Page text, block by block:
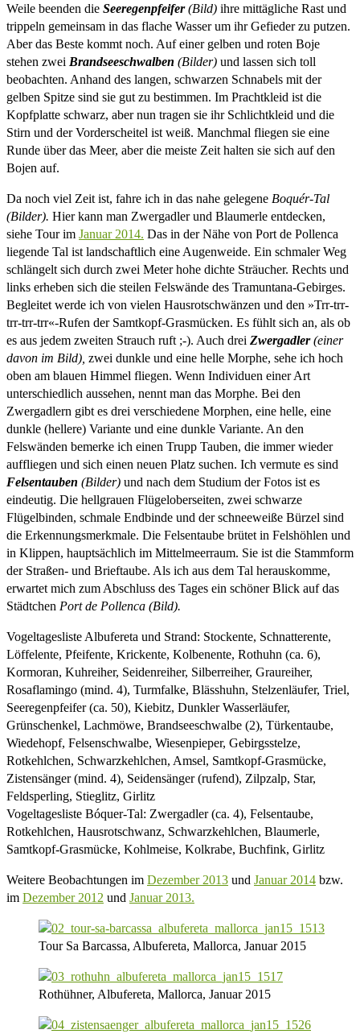
Weile beenden die Seeregenpfeifer(Bild) ihre mittägliche Rast und
trippeln gemeinsam in das flache Wasser um ihr Gefieder zu putzen.
Aber das Beste kommt noch. Auf einer gelben und roten Boje
stehen zwei Brandseeschwalben (Bilder) und lassen sich toll
beobachten. Anhand des langen, schwarzen Schnabels mit der
gelben Spitze sind sie gut zu bestimmen. Im Prachtkleid ist die
Kopfplatte schwarz, aber nun tragen sie ihr Schlichtkleid und die
Stirn und der Vorderscheitel ist weiß. Manchmal fliegen sie eine
Runde über das Meer, aber die meiste Zeit halten sie sich auf den
Bojen auf.
Da noch viel Zeit ist, fahre ich in das nahe gelegene Boquér-Tal
(Bilder). Hier kann man Zwergadler und Blaumerle entdecken,
siehe Tour im Januar 2014. Das in der Nähe von Port de Pollenca
liegende Tal ist landschaftlich eine Augenweide. Ein schmaler Weg
schlängelt sich durch zwei Meter hohe dichte Sträucher. Rechts und
links erheben sich die steilen Felswände des Tramuntana-Gebirges.
Begleitet werde ich von vielen Hausrotschwänzen und den »Trr-trr-
trr-trr-trr«-Rufen der Samtkopf-Grasmücken. Es fühlt sich an, als ob
es aus jedem zweiten Strauch ruft ;-). Auch drei Zwergadler(einer
davon im Bild), zwei dunkle und eine helle Morphe, sehe ich hoch
oben am blauen Himmel fliegen. Wenn Individuen einer Art
unterschiedlich aussehen, nennt man das Morphe. Bei den
Zwergadlern gibt es drei verschiedene Morphen, eine helle, eine
dunkle (hellere) Variante und eine dunkle Variante. An den
Felswänden bemerke ich einen Trupp Tauben, die immer wieder
auffliegen und sich einen neuen Platz suchen. Ich vermute es sind
Felsentauben (Bilder) und nach dem Studium der Fotos ist es
eindeutig. Die hellgrauen Flügeloberseiten, zwei schwarze
Flügelbinden, schmale Endbinde und der schneeweiße Bürzel sind
die Erkennungsmerkmale. Die Felsentaube brütet in Felshöhlen und
in Klippen, hauptsächlich im Mittelmeerraum. Sie ist die Stammform
der Straßen- und Brieftaube. Als ich aus dem Tal herauskomme,
erwartet mich zum Abschluss des Tages ein schöner Blick auf das
Städtchen Port de Pollenca (Bild).
Vogeltagesliste Albufereta und Strand: Stockente, Schnatterente,
Löffelente, Pfeifente, Krickente, Kolbenente, Rothuhn (ca. 6),
Kormoran, Kuhreiher, Seidenreiher, Silberreiher, Graureiher,
Rosaflamingo (mind. 4), Turmfalke, Blässhuhn, Stelzenläufer, Triel,
Seeregenpfeifer (ca. 50), Kiebitz, Dunkler Wasserläufer,
Grünschenkel, Lachmöwe, Brandseeschwalbe (2), Türkentaube,
Wiedehopf, Felsenschwalbe, Wiesenpieper, Gebirgsstelze,
Rotkehlchen, Schwarzkehlchen, Amsel, Samtkopf-Grasmücke,
Zistensänger (mind. 4), Seidensänger (rufend), Zilpzalp, Star,
Feldsperling, Stieglitz, Girlitz
Vogeltagesliste Bóquer-Tal: Zwergadler (ca. 4), Felsentaube,
Rotkehlchen, Hausrotschwanz, Schwarzkehlchen, Blaumerle,
Samtkopf-Grasmücke, Kohlmeise, Kolkrabe, Buchfink, Girlitz
Weitere Beobachtungen im Dezember 2013 und Januar 2014 bzw.
im Dezember 2012 und Januar 2013.
Tour Sa Barcassa, Albufereta, Mallorca, Januar 2015
Rothühner, Albufereta, Mallorca, Januar 2015